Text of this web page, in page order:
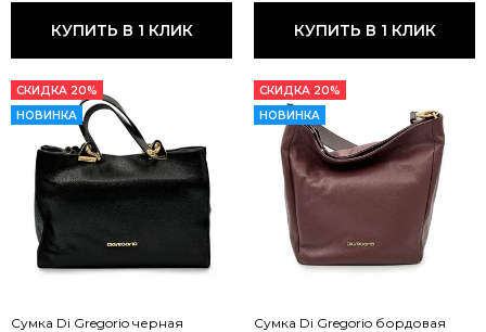
КУПИТЬ В 1 КЛИК КУПИТЬ В 1 КЛИК
СКИДКА 20%
НОВИНКА
Сумка Di Gregorio черная
СКИДКА 20%
НОВИНКА
Сумка Di Gregorio бордовая